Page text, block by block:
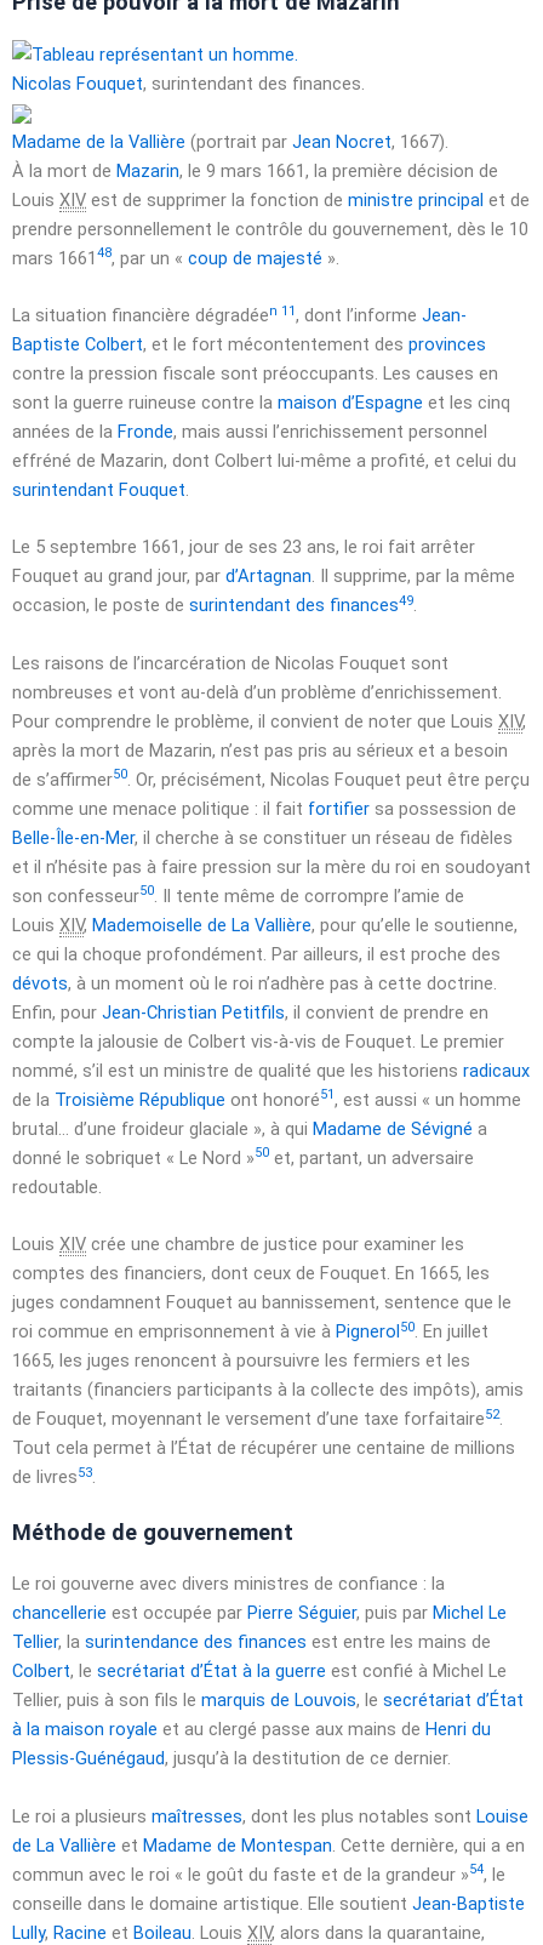
Nicolas Fouquet, surintendant des finances.
Madame de la Vallière (portrait par Jean Nocret, 1667).
À la mort de Mazarin, le 9 mars 1661, la première décision de
Louis XIV est de supprimer la fonction de ministre principal et de
prendre personnellement le contrôle du gouvernement, dès le 10
mars 1661 48, par un « coup de majesté ».
La situation financière dégradéen 11, dont l’informe Jean-
Baptiste Colbert, et le fort mécontentement des provinces
contre la pression fiscale sont préoccupants. Les causes en
sont la guerre ruineuse contre la maison d’Espagne et les cinq
années de la Fronde, mais aussi l’enrichissement personnel
effréné de Mazarin, dont Colbert lui-même a profité, et celui du
surintendant Fouquet.
Le 5 septembre 1661 , jour de ses 23 ans, le roi fait arrêter
Fouquet au grand jour, par d’Artagnan. Il supprime, par la même
occasion, le poste de surintendant des finances49.
Les raisons de l’incarcération de Nicolas Fouquet sont
nombreuses et vont au-delà d’un problème d’enrichissement.
Pour comprendre le problème, il convient de noter que Louis XIV,
après la mort de Mazarin, n’est pas pris au sérieux et a besoin
de s’affirmer50. Or, précisément, Nicolas Fouquet peut être perçu
comme une menace politique : il fait fortifier sa possession de
Belle-Île-en-Mer, il cherche à se constituer un réseau de fidèles
et il n’hésite pas à faire pression sur la mère du roi en soudoyant
son confesseur50. Il tente même de corrompre l’amie de
Louis XIV, Mademoiselle de La Vallière, pour qu’elle le soutienne,
ce qui la choque profondément. Par ailleurs, il est proche des
dévots, à un moment où le roi n’adhère pas à cette doctrine.
Enfin, pour Jean-Christian Petitfils, il convient de prendre en
compte la jalousie de Colbert vis-à-vis de Fouquet. Le premier
nommé, s’il est un ministre de qualité que les historiens radicaux
de la Troisième République ont honoré51, est aussi « un homme
brutal… d’une froideur glaciale », à qui Madame de Sévigné a
donné le sobriquet « Le Nord »50 et, partant, un adversaire
redoutable.
Louis XIV crée une chambre de justice pour examiner les
comptes des financiers, dont ceux de Fouquet. En 1665, les
juges condamnent Fouquet au bannissement, sentence que le
roi commue en emprisonnement à vie à Pignerol50. En juillet
1665, les juges renoncent à poursuivre les fermiers et les
traitants (financiers participants à la collecte des impôts), amis
de Fouquet, moyennant le versement d’une taxe forfaitaire52.
Tout cela permet à l’État de récupérer une centaine de millions
de livres53.
Méthode de gouvernement
Le roi gouverne avec divers ministres de confiance : la
chancellerie est occupée par Pierre Séguier, puis par Michel Le
Tellier, la surintendance des finances est entre les mains de
Colbert, le secrétariat d’État à la guerre est confié à Michel Le
Tellier, puis à son fils le marquis de Louvois, le secrétariat d’État
à la maison royale et au clergé passe aux mains de Henri du
Plessis-Guénégaud, jusqu’à la destitution de ce dernier.
Le roi a plusieurs maîtresses, dont les plus notables sont Louise
de La Vallière et Madame de Montespan. Cette dernière, qui a en
commun avec le roi « le goût du faste et de la grandeur »54, le
conseille dans le domaine artistique. Elle soutient Jean-Baptiste
Lully, Racine et Boileau. Louis XIV, alors dans la quarantaine,